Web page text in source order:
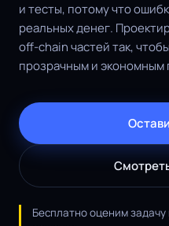
и тесты, потому что
реальных денег.
off-chain частей так,
прозрачным и экономным
Бесплатно оценим